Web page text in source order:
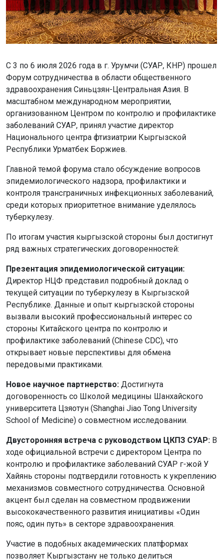
С 3 по 6 июля 2026 года в г. Урумчи (СУАР, КНР) прошел
Форум сотрудничества в области общественного
здравоохранения Синьцзян-Центральная Азия. В
масштабном международном мероприятии,
организованном Центром по контролю и профилактике
заболеваний СУАР, принял участие директор
Национального центра фтизиатрии Кыргызской
Республики Урматбек Боржиев.
Главной темой форума стало обсуждение вопросов
эпидемиологического надзора, профилактики и
контроля трансграничных инфекционных заболеваний,
среди которых приоритетное внимание уделялось
туберкулезу.
По итогам участия кыргызской стороны был достигнут
ряд важных стратегических договоренностей:
Презентация эпидемиологической ситуации:
Директор НЦФ представил подробный доклад о
текущей ситуации по туберкулезу в Кыргызской
Республике. Данные и опыт кыргызской стороны
вызвали высокий профессиональный интерес со
стороны Китайского центра по контролю и
профилактике заболеваний (Chinese CDC), что
открывает новые перспективы для обмена
передовыми практиками.
Новое научное партнерство: Достигнута
договоренность со Школой медицины Шанхайского
университета Цзяотун (Shanghai Jiao Tong University
School of Medicine) о совместном исследовании.
Двусторонняя встреча с руководством ЦКПЗ СУАР: В
ходе официальной встречи с директором Центра по
контролю и профилактике заболеваний СУАР г-жой У
Хайянь стороны подтвердили готовность к укреплению
механизмов совместного сотрудничества. Основной
акцент был сделан на совместном продвижении
высококачественного развития инициативы «Один
пояс, один путь» в секторе здравоохранения.
Участие в подобных академических платформах
позволяет Кыргызстану не только делиться